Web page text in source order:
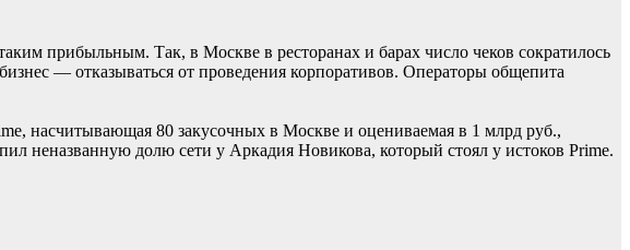
прибыльным. Так, в Москве в ресторанах и барах число чеков сократилось
— отказываться от проведения корпоративов. Операторы общепита
насчитывающая 80 закусочных в Москве и оцениваемая в 1 млрд руб.,
неназванную долю сети у Аркадия Новикова, который стоял у истоков Prime.